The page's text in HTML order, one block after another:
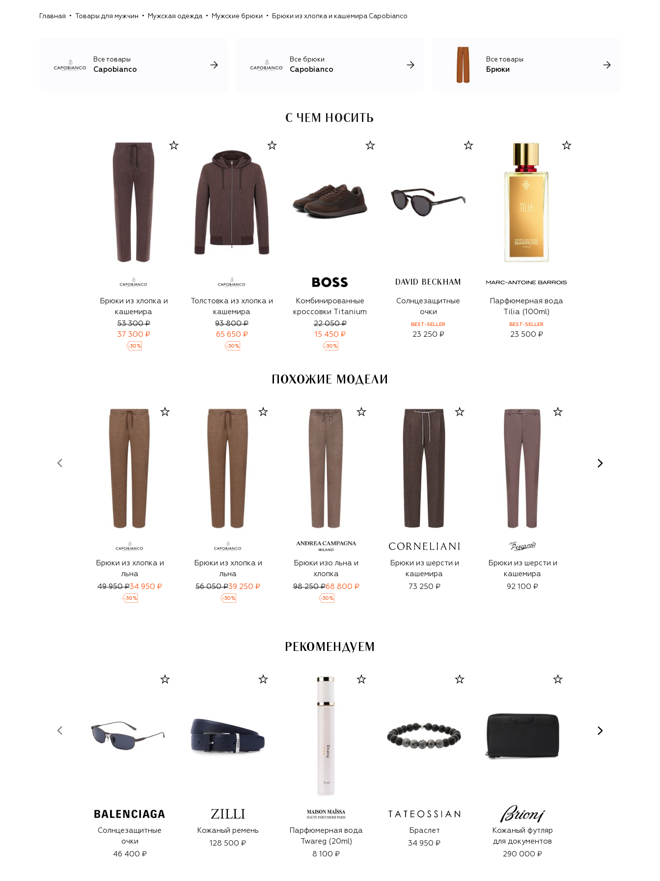
Главная Товары для мужчин Мужская одежда Мужские брюки Брюки из хлопка и кашемира Capobianco
Все товары
Capobianco
Все брюки
Capobianco
Все товары
Брюки
С ЧЕМ НОСИТЬ
Брюки из хлопка и
кашемира
53 300 ₽
37 300 ₽
-30 %
Толстовка из хлопка и
кашемира
93 800 ₽
65 650 ₽
-30 %
Комбинированные
кроссовки Titanium
22 050 ₽
15 450 ₽
-30 %
DAVID BECKHAM
Солнцезащитные
очки
BEST-SELLER
23 250 ₽
Парфюмерная вода
Tilia (100ml)
BEST-SELLER
23 500 ₽
ПОХОЖИЕ МОДЕЛИ
Брюки из хлопка и
льна
49 950 ₽34 950 ₽
-30 %
Брюки из хлопка и
льна
56 050 ₽39 250 ₽
-30 %
Брюки изо льна и
хлопка
98 250 ₽68 800 ₽
-30 %
Брюки из шерсти и
кашемира
73 250 ₽
Брюки из шерсти и
кашемира
92 100 ₽
РЕКОМЕНДУЕМ
Солнцезащитные
очки
46 400 ₽
Кожаный ремень
128 500 ₽
Парфюмерная вода
Twareg (20ml)
8 100 ₽
Браслет
34 950 ₽
Кожаный футляр
для документов
290 000 ₽